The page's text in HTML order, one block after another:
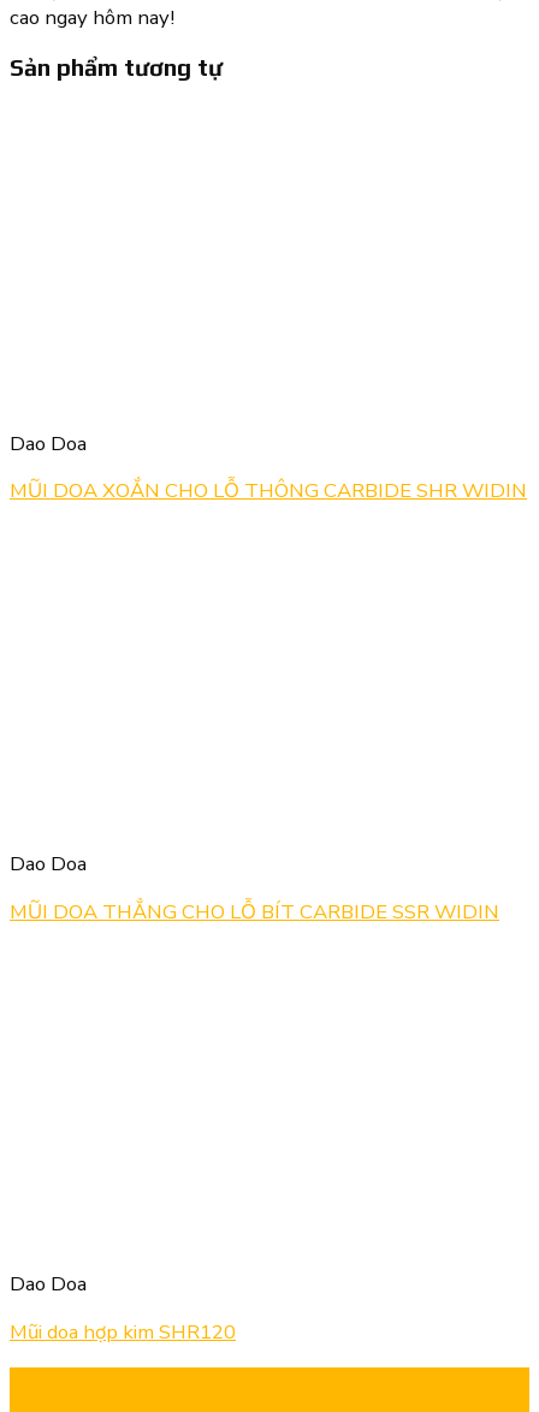
cao ngay hôm nay!
Sản phẩm tương tự
Dao Doa
MŨI DOA XOẮN CHO LỖ THÔNG CARBIDE SHR WIDIN
Dao Doa
MŨI DOA THẲNG CHO LỖ BÍT CARBIDE SSR WIDIN
Dao Doa
Mũi doa hợp kim SHR120